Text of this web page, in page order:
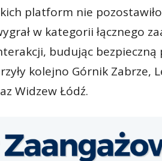
platform nie
w kategorii łącznego
budując bezpieczną
kolejno Górnik Zabrze,
Widzew Łódź.